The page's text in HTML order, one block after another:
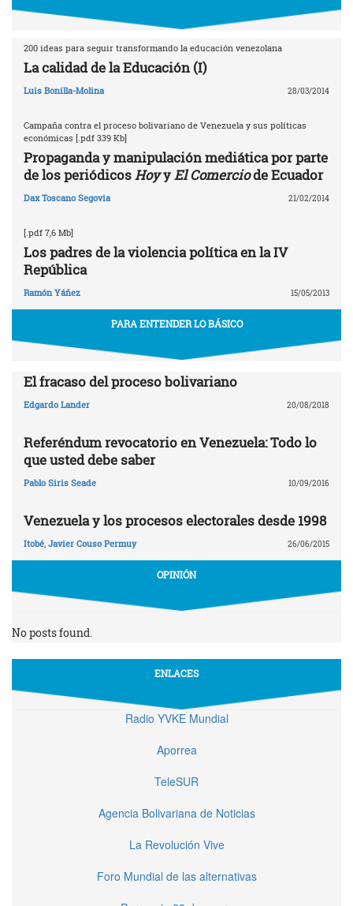
200 ideas para seguir transformando la educación venezolana
La calidad de la Educación (I)
Luis Bonilla-Molina 28/03/2014
Campaña contra el proceso bolivariano de Venezuela y sus políticas
económicas [.pdf 339 Kb]
Propaganda y manipulación mediática por parte
de los periódicosHoyyEl Comerciode Ecuador
Dax Toscano Segovia 21/02/2014
[.pdf 7,6 Mb]
Los padres de la violencia política en la IV
República
Ramón Yáñez 15/05/2013
PARA ENTENDER LO BÁSICO
El fracaso del proceso bolivariano
Edgardo Lander 20/08/2018
Referéndum revocatorio en Venezuela: Todo lo
que usted debe saber
Pablo Siris Seade 10/09/2016
Venezuela y los procesos electorales desde 1998
Itobé, Javier Couso Permuy 26/06/2015
OPINIÓN
No posts found.
ENLACES
Radio YVKE Mundial
Aporrea
TeleSUR
Agencia Bolivariana de Noticias
La Revolución Vive
Foro Mundial de las alternativas